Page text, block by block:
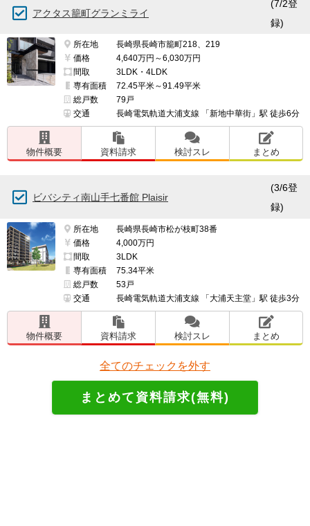
アクタス籠町グランミライ
(7/2登
録)
所在地
長崎県長崎市籠町218、219
価格
4,640万円～6,030万円
間取
3LDK・4LDK
専有面積
72.45平米～91.49平米
総戸数
79戸
交通
長崎電気軌道大浦支線 「新地中華街」駅 徒歩6分
物件概要 資料請求 検討スレ まとめ
ビバシティ南山手七番館 Plaisir
(3/6登
録)
所在地
長崎県長崎市松が枝町38番
価格
4,000万円
間取
3LDK
専有面積
75.34平米
総戸数
53戸
交通
長崎電気軌道大浦支線 「大浦天主堂」駅 徒歩3分
物件概要 資料請求 検討スレ まとめ
全てのチェックを外す